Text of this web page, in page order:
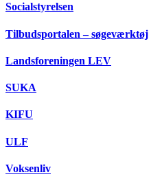
Socialstyrelsen
Tilbudsportalen – søgeværktøj
Landsforeningen LEV
SUKA
KIFU
ULF
Voksenliv